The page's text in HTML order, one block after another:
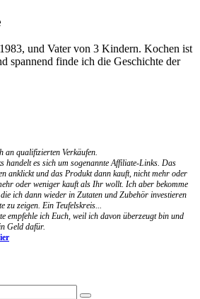
und Vater von 3 Kindern. Kochen ist
spannend finde ich die Geschichte der
an qualifizierten Verkäufen.
handelt es sich um sogenannte Affiliate-Links. Das
anklickt und das Produkt dann kauft, nicht mehr oder
oder weniger kauft als Ihr wollt. Ich aber bekomme
ich dann wieder in Zutaten und Zubehör investieren
zu zeigen. Ein Teufelskreis...
empfehle ich Euch, weil ich davon überzeugt bin und
Geld dafür.